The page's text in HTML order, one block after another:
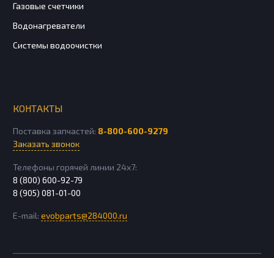
Газовые счетчики
Водонагреватели
Системы водоочистки
КОНТАКТЫ
Поставка запчастей: 8-800-600-9279
Заказать звонок
Телефоны горячей линии 24х7:
8 (800) 600-92-79
8 (905) 081-01-00
E-mail: evobparts@284000.ru